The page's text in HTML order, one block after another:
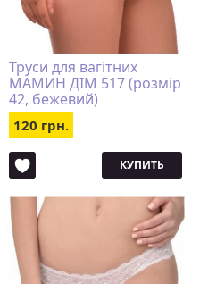
Труси для вагітних
МАМИН ДІМ 517 (розмір
42, бежевий)
120 грн.
КУПИТЬ